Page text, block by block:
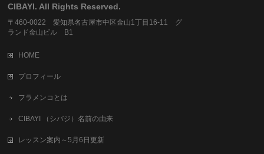
CIBAYI. All Rights Reserved.
〒460-0022 愛知県名古屋市中区金山1丁目16-11 グ
ランド金山ビル B1
HOME
プロフィール
フラメンコとは
CIBAYI （シバジ）名前の由来
レッスン案内～5月6日更新